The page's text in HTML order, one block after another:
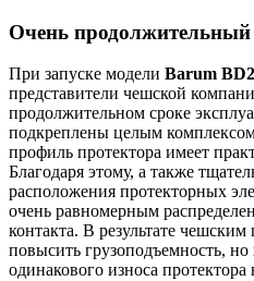
Очень продолжительный
При запуске модели Barum
представители чешской
продолжительном сроке
подкреплены целым
профиль протектора имеет
Благодаря этому, а также
расположения протекторных
очень равномерным
контакта. В результате
повысить грузоподъемность, но
одинакового износа протектора